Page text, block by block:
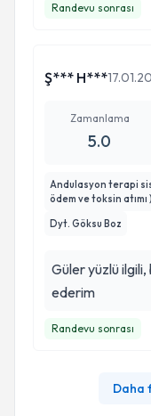
Randevu sonrası
Ş*** H***
Zamanlama
5.0
Andulasyon terapi
ödem ve toksin atımı )
Dyt. Göksu Boz
Güler yüzlü ilgili,
ederim
Randevu sonrası
Daha